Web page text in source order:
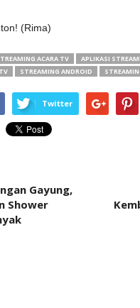
(Rima)
ACARA TV
APLIKASI
STREAMING ANDROID
Twitter
Gayung,
Shower